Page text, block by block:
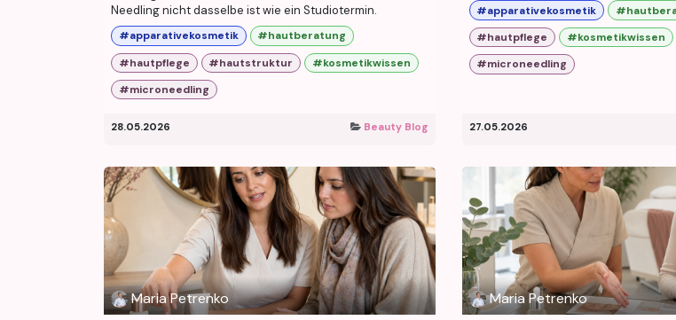
Needling nicht dasselbe ist wie ein Studiotermin.
#apparativekosmetik
#hautberatung
#hautpflege
#hautstruktur
#kosmetikwissen
#microneedling
28.05.2026 Beauty Blog
#apparativekosmetik
#hautpflege
#kosmetikwissen
#microneedling
27.05.2026
Maria Petrenko Maria Petrenko